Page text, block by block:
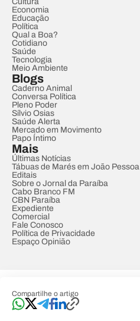
Compartilhe o artigo
Economia
Educação
Política
Qual a Boa?
Cotidiano
Saúde
Tecnologia
Meio Ambiente
Blogs
Caderno Animal
Conversa Política
Pleno Poder
Sílvio Osias
Saúde Alerta
Mercado em Movimento
Papo Íntimo
Mais
Últimas Notícias
Tábuas de Marés em João Pessoa
Editais
Sobre o Jornal da Paraíba
Cabo Branco FM
CBN Paraíba
Expediente
Comercial
Fale Conosco
Política de Privacidade
Espaço Opinião
Developed by Designed by